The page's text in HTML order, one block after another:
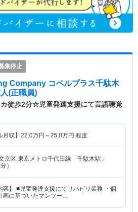
集停止
Company コペルプラス千駄木
(正職員)
カ徒歩2分☆児童発達支援にて言語聴覚
月収】 22.0万円～25.0万円 程度
京区 東京メトロ千代田線「千駄木駅」
）
容】 ■児童発達支援にてリハビリ業務 ・個
画に基づいたマンツー…